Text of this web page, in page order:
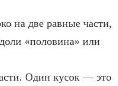
на две равные части,
«половина» или
Один кусок — это